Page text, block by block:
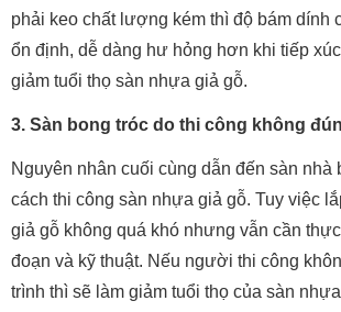
phải keo chất lượng kém thì độ bám dính
ổn định, dễ dàng hư hỏng hơn khi tiếp
giảm tuổi thọ sàn nhựa giả gỗ.
3. Sàn bong tróc do thi công không
Nguyên nhân cuối cùng dẫn đến sàn nhà
cách thi công sàn nhựa giả gỗ. Tuy việc
giả gỗ không quá khó nhưng vẫn cần
đoạn và kỹ thuật. Nếu người thi công
trình thì sẽ làm giảm tuổi thọ của sàn